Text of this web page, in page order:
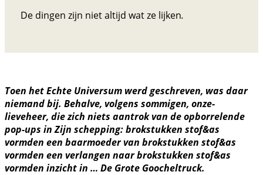
De dingen zijn niet altijd wat ze lijken.
Toen het Echte Universum werd geschreven, was daar
niemand bij. Behalve, volgens sommigen, onze-
lieveheer, die zich niets aantrok van de opborrelende
pop-ups in Zijn schepping: brokstukken stof&as
vormden een baarmoeder van brokstukken stof&as
vormden een verlangen naar brokstukken stof&as
vormden inzicht in … De Grote Goocheltruck.